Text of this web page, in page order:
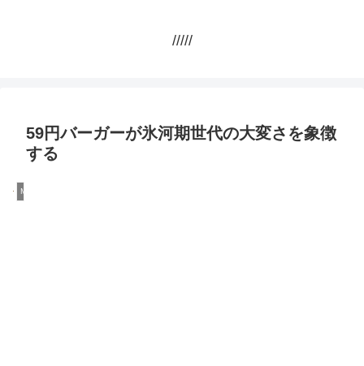
/////
59円バーガーが氷河期世代の大変さを象徴
する
Money